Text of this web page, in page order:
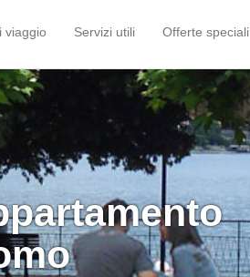
viaggio Servizi utili Offerte speciali